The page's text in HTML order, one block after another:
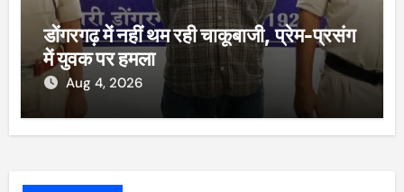
डोंगरगढ़ में नहीं थम रही चाकूबाजी, प्रेम-प्रसंग
में युवक पर हमला
Aug 4, 2026